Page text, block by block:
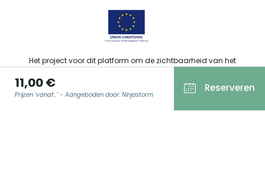
11,00 €
Prijzen 'vanaf...' - Aangeboden door: Ninjastorm Reserveren
Het project voor dit platform om de zichtbaarheid van het
toeristisch, sportief, cultureel en wijntoeristisch aanbod van de
Grand Est te verbeteren werd gefinancierd door de EFRO in het
kader van de respons van de Europese Unie op de COVID-19-
pandemie.